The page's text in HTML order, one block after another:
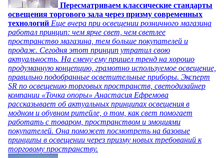
Пересматриваем классические стандарты
освещения торгового зала через призму современных
технологий Еще вчера при освещении розничного магазина
работал принцип: чем ярче свет, чем светлее
пространство магазина, тем больше покупателей и
продаж. Сегодня этот принцип утратил свою
актуальность. На смену ему пришел тренд на хорошо
продуманную концепцию, грамотно используемое освещение,
правильно подобранные осветительные приборы. Эксперт
SR по освещению торговых пространств, светодизайнер
компании «Точка опоры» Анастасия Ефремова
рассказывает об актуальных принципах освещения в
модном и обувном ритейле, о том, как свет помогает
работать с товаром, пространством и эмоциями
покупателей. Она поможет посмотреть на базовые
принципы в освещении через призму новых требований к
торговому пространству.